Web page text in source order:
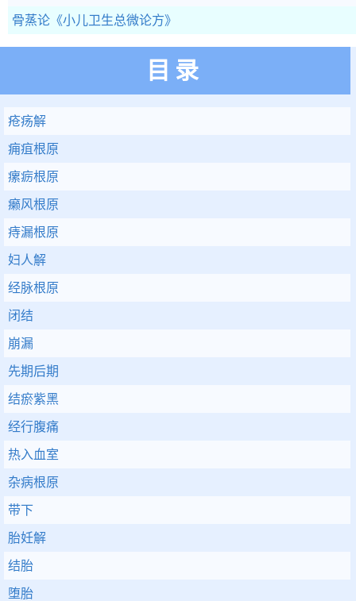
骨蒸论 《小儿卫生总微论方》
目录
疮疡解
痈疽根原
瘰疬根原
癞风根原
痔漏根原
妇人解
经脉根原
闭结
崩漏
先期后期
结瘀紫黑
经行腹痛
热入血室
杂病根原
带下
胎妊解
结胎
堕胎